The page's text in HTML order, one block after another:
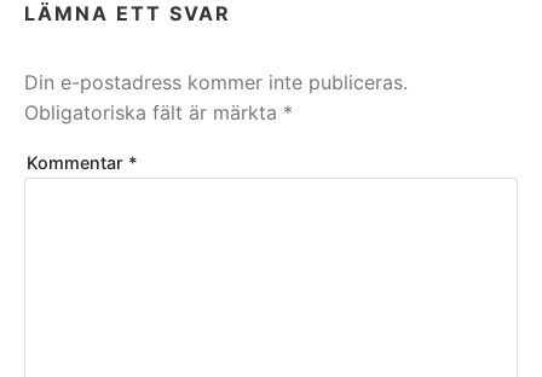
LÄMNA ETT SVAR
Din e-postadress kommer inte publiceras.
Obligatoriska fält är märkta *
Kommentar *